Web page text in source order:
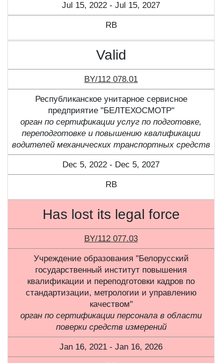
Jul 15, 2022 - Jul 15, 2027
RB
Valid
BY/112 078.01
Республиканское унитарное сервисное
предприятие "БЕЛТЕХОСМОТР"
орган по сертификации услуг по подготовке,
переподготовке и повышению квалификации
водителей механических транспортных средств
Dec 5, 2022 - Dec 5, 2027
RB
Has lost its legal force
BY/112 077.03
Учреждение образования "Белорусский
государственный институт повышения
квалификации и переподготовки кадров по
стандартизации, метрологии и управлению
качеством"
орган по сертификации персонала в области
поверки средств измерений
Jan 16, 2021 - Jan 16, 2026